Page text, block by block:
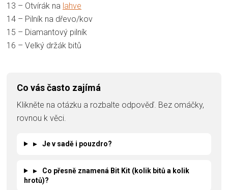
13 – Otvírák na lahve
14 – Pilník na dřevo/kov
15 – Diamantový pilník
16 – Velký držák bitů
Co vás často zajímá
Klikněte na otázku a rozbalte odpověď. Bez omáčky,
rovnou k věci.
▸ Je v sadě i pouzdro?
▸
Co přesně znamená Bit Kit (kolik bitů a kolik
hrotů)?